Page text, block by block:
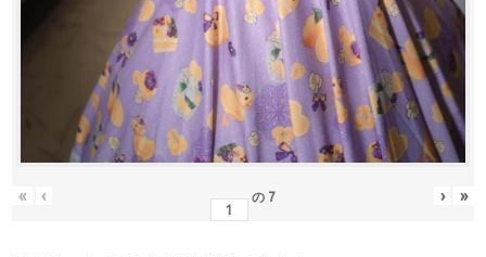
« ‹ の 7 › »